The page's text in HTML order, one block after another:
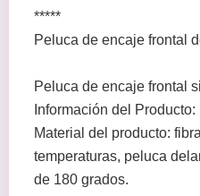
*****
Peluca de encaje frontal
Peluca de encaje frontal
Información del Producto:
Material del producto:
temperaturas, peluca
de 180 grados.